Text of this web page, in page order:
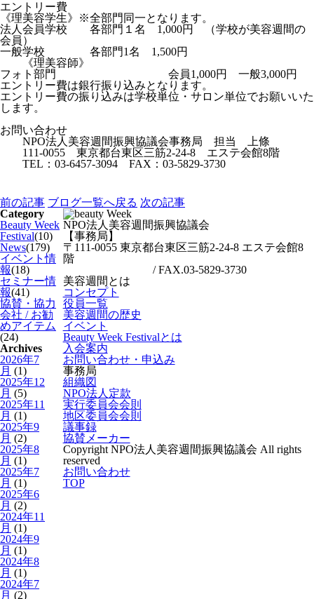
エントリー費
《理美容学生》※全部門同一となります。
法人会員学校 各部門１名 1,000円 （学校が美容週間の
会員）
一般学校 各部門1名 1,500円
《理美容師》
フォト部門 会員1,000円 一般3,000円
エントリー費は銀行振り込みとなります。
エントリー費の振り込みは学校単位・サロン単位でお願いいた
します。
お問い合わせ
NPO法人美容週間振興協議会事務局 担当 上條
111-0055 東京都台東区三筋2-24-8 エステ会館8階
TEL：03-6457-3094 FAX：03-5829-3730
前の記事 ブログ一覧へ戻る 次の記事
Category
Beauty Week
Festival(10)
News(179)
イベント情
報(18)
セミナー情
報(41)
協賛・協力
会社 / お勧
めアイテム
(24)
Archives
2026年7
月 (1)
2025年12
月 (5)
2025年11
月 (1)
2025年9
月 (2)
2025年8
月 (1)
2025年7
月 (1)
2025年6
月 (2)
2024年11
月 (1)
2024年9
月 (1)
2024年8
月 (1)
2024年7
月 (2)
NPO法人美容週間振興協議会
【事務局】
〒111-0055 東京都台東区三筋2-24-8 エステ会館8
階
/ FAX.03-5829-3730
美容週間とは
コンセプト
役員一覧
美容週間の歴史
イベント
Beauty Week Festivalとは
入会案内
お問い合わせ・申込み
事務局
組織図
NPO法人定款
実行委員会会則
地区委員会会則
議事録
協賛メーカー
Copyright NPO法人美容週間振興協議会 All rights
reserved
お問い合わせ
TOP